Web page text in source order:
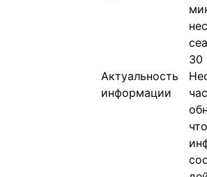
30
Актуальность
информации